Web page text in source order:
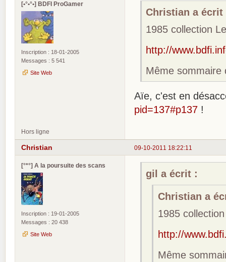
[•°•°•] BDFI ProGamer
Inscription : 18-01-2005
Messages : 5 541
Site Web
Christian a écrit
1985 collection
http://
Même sommaire
Aïe, c'est en
pid=137#p137 !
Hors ligne
09-10-2011 18:22:11
Christian
[°*°] A la poursuite des scans
Inscription : 19-01-2005
Messages : 20 438
Site Web
gil a écrit :
Christian a
1985
http://
Même